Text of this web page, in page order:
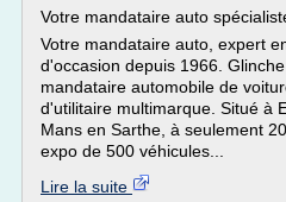
Votre mandataire auto
Votre mandataire auto, expert
d'occasion depuis 1966.
mandataire automobile de
d'utilitaire multimarque. Situé à
Mans en Sarthe, à seulement
expo de 500 véhicules...
Lire la suite